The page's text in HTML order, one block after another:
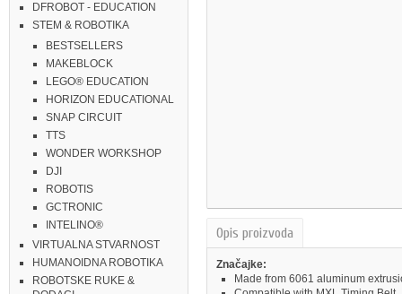
DFROBOT - EDUCATION
STEM & ROBOTIKA
BESTSELLERS
MAKEBLOCK
LEGO® EDUCATION
HORIZON EDUCATIONAL
SNAP CIRCUIT
TTS
WONDER WORKSHOP
DJI
ROBOTIS
GCTRONIC
INTELINO®
VIRTUALNA STVARNOST
HUMANOIDNA ROBOTIKA
ROBOTSKE RUKE &
Opis proizvoda
Značajke:
Made from 6061 aluminum